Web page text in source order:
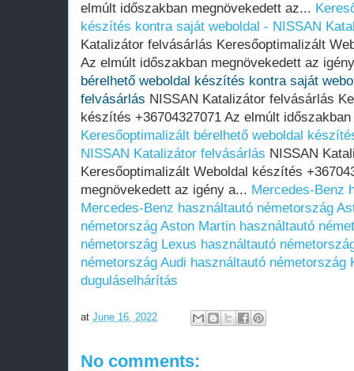
elmúlt időszakban megnövekedett az...
készítés kontra saját weboldal - NISSAN
Katalizátor felvásárlás Keresőoptimalizált
Az elmúlt időszakban megnövekedett az
bérelhető weboldal készítés kontra saját
felvásárlás NISSAN Katalizátor felvásárlás
készítés +36704327071 Az elmúlt
Keresőoptimalizált bérelhető weboldal
NISSAN Katalizátor felvásárlás NISSAN
Keresőoptimalizált Weboldal készítés
megnövekedett az igény a... Mercedes-Benz
Mercedes-Benz használtautó németország
németország Aston Martin használtautó
németország Lexus használtautó
németország Audi használtautó németország
duguláselhárítás
at June 16, 2022
No comments: